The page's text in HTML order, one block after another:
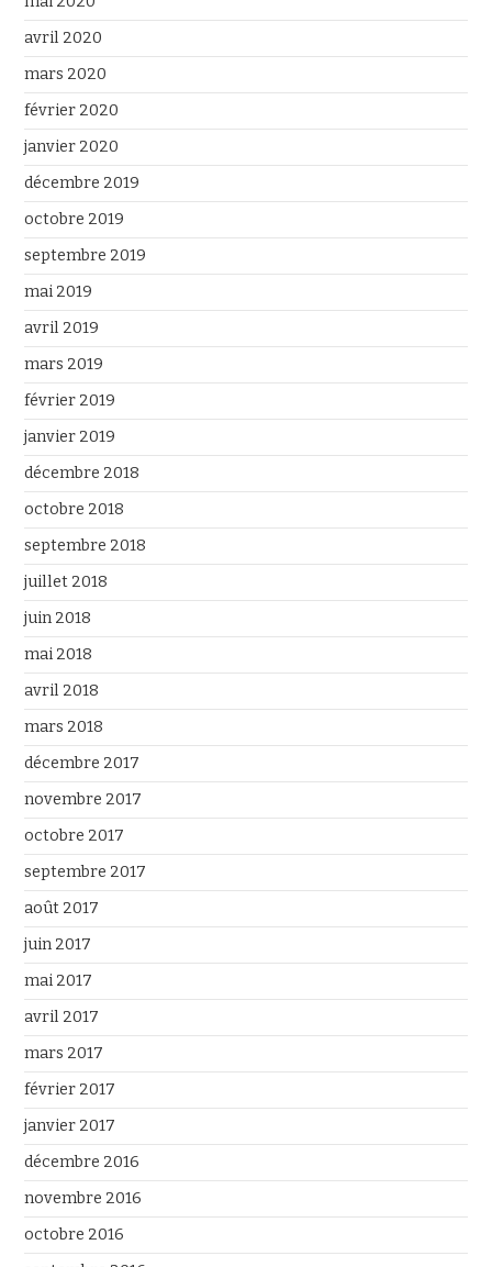
avril 2020
mars 2020
février 2020
janvier 2020
décembre 2019
octobre 2019
septembre 2019
mai 2019
avril 2019
mars 2019
février 2019
janvier 2019
décembre 2018
octobre 2018
septembre 2018
juillet 2018
juin 2018
mai 2018
avril 2018
mars 2018
décembre 2017
novembre 2017
octobre 2017
septembre 2017
août 2017
juin 2017
mai 2017
avril 2017
mars 2017
février 2017
janvier 2017
décembre 2016
novembre 2016
octobre 2016